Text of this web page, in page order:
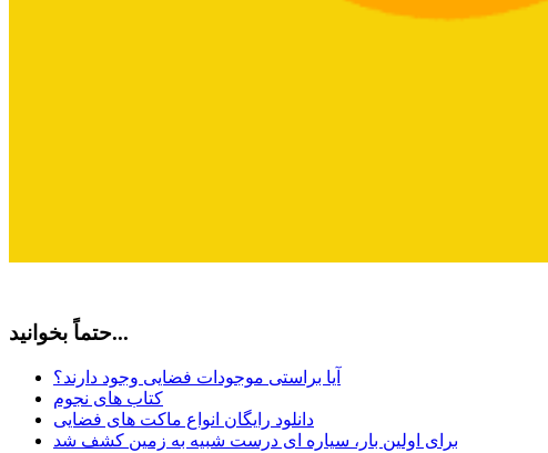
حتماً بخوانید...
آیا براستی موجودات فضایی وجود دارند؟
کتاب های نجوم
دانلود رایگان انواع ماکت های فضایی
برای اولین بار، سیاره ای درست شبیه به زمین کشف شد